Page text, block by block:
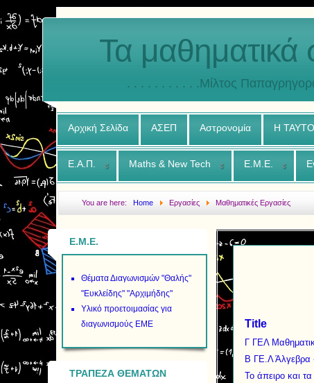
Τα μαθηματικά
. . . . . . . . . . .Μίλτος
Αρχική Σελίδα ΑΣΕΠ Αστρονομία Η
Ε.Α.Π. Maths & New Tech Ε.Μ.Ε.
You are here:Home Εργασίες Μαθηματικές Εργασίες
Ε.Μ.Ε.
Θέματα Διαγωνισμών "Θαλής"
"Ευκλείδης" "Αρχιμήδης"
Υλικό προετοιμασίας για
διαγωνισμούς ΕΜΕ
ΤΡΑΠΕΖΑ ΘΕΜΑΤΩΝ
Title
Γ ΓΕΛ
Β ΓΕ.Λ Άλγεβρα
Το άπειρο και